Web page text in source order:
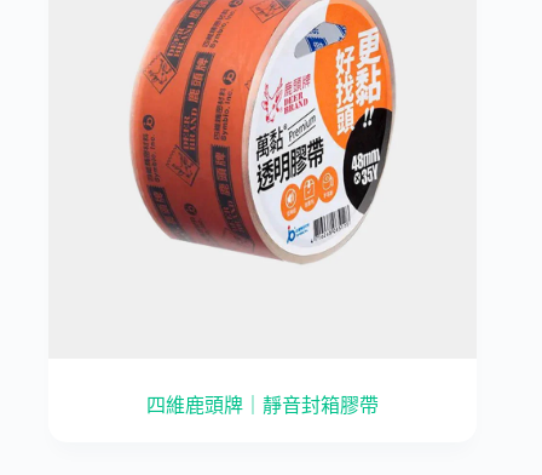
四維鹿頭牌｜靜音封箱膠帶